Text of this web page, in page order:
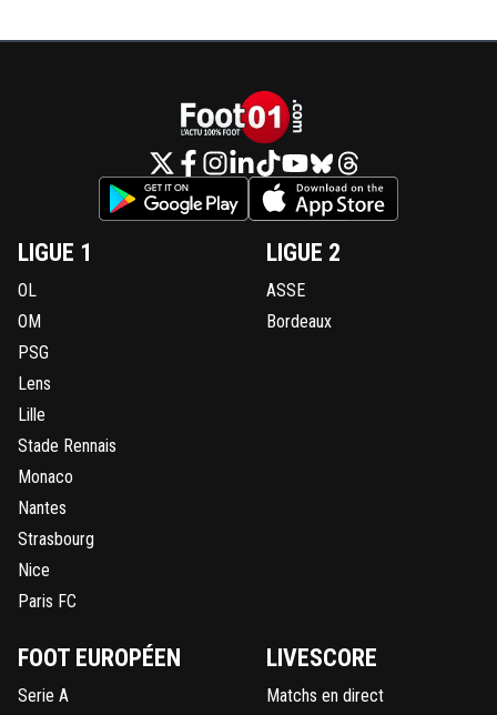
LIGUE 1
OL
OM
PSG
Lens
Lille
Stade Rennais
Monaco
Nantes
Strasbourg
Nice
Paris FC
LIGUE 2
ASSE
Bordeaux
FOOT EUROPÉEN
Serie A
LIVESCORE
Matchs en direct